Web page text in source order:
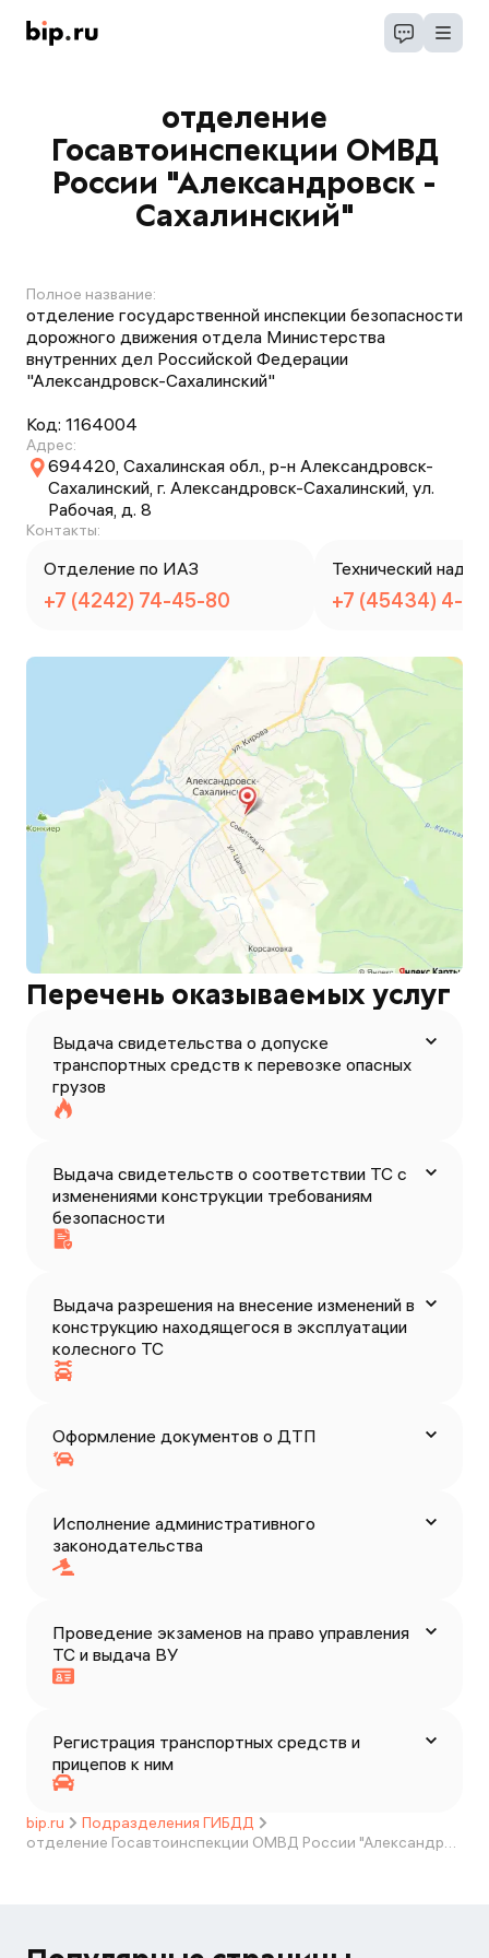
отделение
Госавтоинспекции ОМВД
России "Александровск -
Сахалинский"
Полное название:
отделение государственной инспекции безопасности
дорожного движения отдела Министерства
внутренних дел Российской Федерации
"Александровск-Сахалинский"
Код: 1164004
Адрес:
694420, Сахалинская обл., р-н Александровск-
Сахалинский, г. Александровск-Сахалинский, ул.
Рабочая, д. 8
Контакты:
Отделение по ИАЗ
+7 (4242) 74-45-80
Технический
+7 (45434) 4-
Перечень оказываемых услуг
Выдача свидетельства о допуске
транспортных средств к перевозке опасных
грузов
Выдача свидетельств о соответствии ТС с
изменениями конструкции требованиям
безопасности
Выдача разрешения на внесение изменений в
конструкцию находящегося в эксплуатации
колесного ТС
Оформление документов о ДТП
Исполнение административного
законодательства
Проведение экзаменов на право управления
ТС и выдача ВУ
Регистрация транспортных средств и
прицепов к ним
bip.ru
Подразделения ГИБДД
отделение Госавтоинспекции ОМВД России "Александровск - Сахалинский"